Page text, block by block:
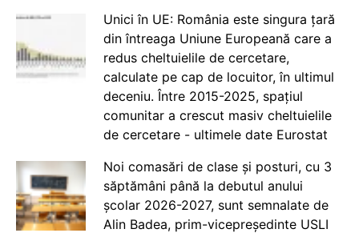
Unici în UE: România este singura țară
din întreaga Uniune Europeană care a
redus cheltuielile de cercetare,
calculate pe cap de locuitor, în ultimul
deceniu. Între 2015-2025, spațiul
comunitar a crescut masiv cheltuielile
de cercetare - ultimele date Eurostat
Noi comasări de clase și posturi, cu 3
săptămâni până la debutul anului
școlar 2026-2027, sunt semnalate de
Alin Badea, prim-vicepreședinte USLI